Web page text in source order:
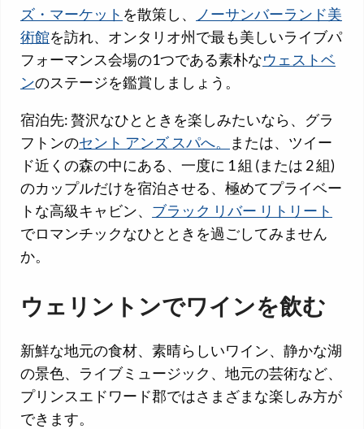
ズ・マーケット を散策し、
ノーサンバーランド美
術館を訪れ、オンタリオ州で最も美しいライブパ
フォーマンス会場の1つである素朴なウェストベ
ンのステージを鑑賞しましょう。
宿泊先: 贅沢なひとときを楽しみたいなら、グラ
フトンのセント アンズ スパへ。
または、ツイー
ド近くの森の中にある、一度に 1 組 (または 2 組)
のカップルだけを宿泊させる、極めてプライベー
トな高級キャビン、 ブラック リバー リトリート
でロマンチックなひとときを過ごしてみません
か。
ウェリントンでワインを飲む
新鮮な地元の食材、素晴らしいワイン、静かな湖
の景色、ライブミュージック、地元の芸術など、
プリンスエドワード郡ではさまざまな楽しみ方が
できます。